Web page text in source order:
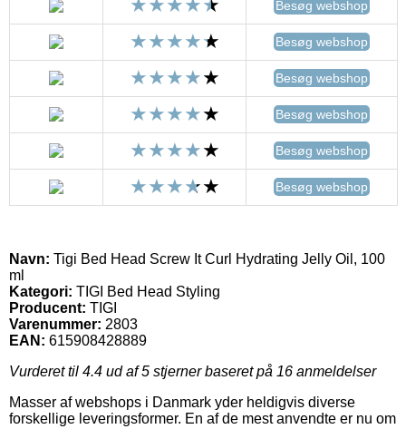
Besøg webshop
Besøg webshop
Besøg webshop
Besøg webshop
Besøg webshop
Besøg webshop
Navn: Tigi Bed Head Screw It Curl Hydrating Jelly Oil, 100
ml
Kategori: TIGI Bed Head Styling
Producent: TIGI
Varenummer: 2803
EAN: 615908428889
Vurderet til 4.4 ud af 5 stjerner baseret på 16 anmeldelser
Masser af webshops i Danmark yder heldigvis diverse
forskellige leveringsformer. En af de mest anvendte er nu om